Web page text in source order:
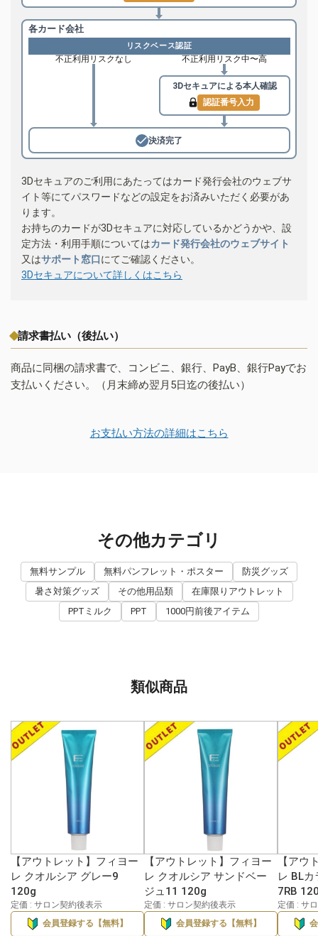
各カード会社
リスクベース認証
不正利用リスクなし 不正利用リスク中〜高
3Dセキュアによる本人確認
認証番号入力
決済完了
3Dセキュアのご利用にあたってはカード発行会社のウェブサ
イト等にてパスワードなどの設定をお済みいただく必要があ
ります。
お持ちのカードが3Dセキュアに対応しているかどうかや、設
定方法・利用手順についてはカード発行会社のウェブサイト
又はサポート窓口にてご確認ください。
3Dセキュアについて詳しくはこちら
請求書払い（後払い）
商品に同梱の請求書で、コンビニ、銀行、PayB、銀行Payでお
支払いください。（月末締め翌月5日迄の後払い）
お支払い方法の詳細はこちら
その他カテゴリ
無料サンプル 無料パンフレット・ポスター
防災グッズ
暑さ対策グッズ
その他用品類
在庫限りアウトレット
PPTミルク
PPT 1000円前後アイテム
類似商品
【アウトレット】フィヨー
レ クオルシア グレー9
120g
定価 : サロン契約後表示
会員登録する【無料】
【アウトレット】フィヨー
レ クオルシア サンドベー
ジュ11 120g
定価 : サロン契約後表示
会員登録する【無料】
【アウ
レ BL
7RB
定価 : サ